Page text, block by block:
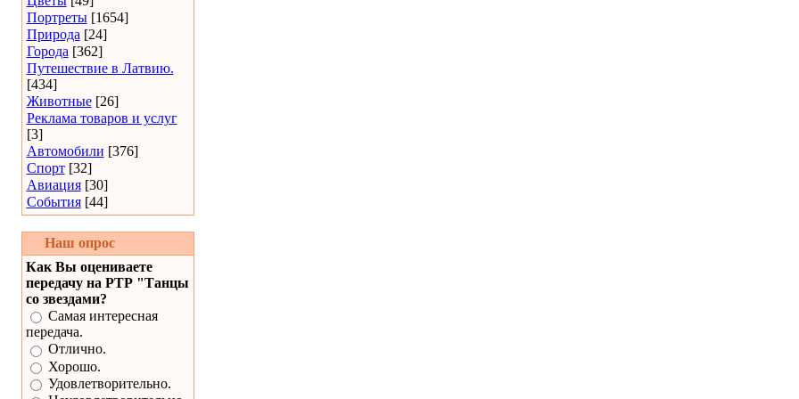
Портреты [1654]
Природа [24]
Города [362]
Путешествие в Латвию.
[434]
Животные [26]
Реклама товаров и услуг
[3]
Автомобили [376]
Спорт [32]
Авиация [30]
События [44]
Наш опрос
Как Вы оцениваете
передачу на РТР "Танцы
со звездами?
Самая интересная
передача.
Отлично.
Хорошо.
Удовлетворительно.